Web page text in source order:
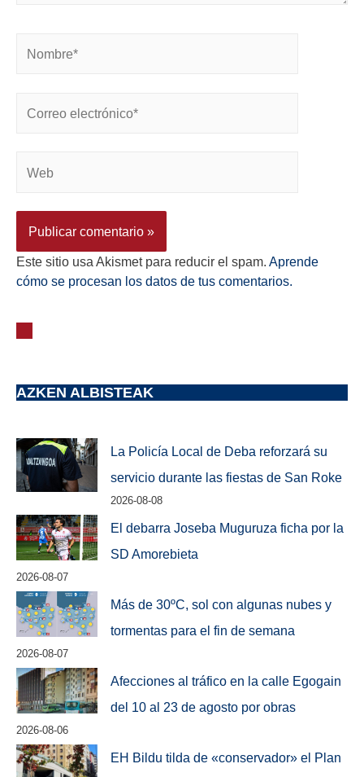
Este sitio usa Akismet para reducir el spam. Aprende
cómo se procesan los datos de tus comentarios.
AZKEN ALBISTEAK
La Policía Local de Deba reforzará su
servicio durante las fiestas de San Roke
2026-08-08
El debarra Joseba Muguruza ficha por la
SD Amorebieta
2026-08-07
Más de 30ºC, sol con algunas nubes y
tormentas para el fin de semana
2026-08-07
Afecciones al tráfico en la calle Egogain
del 10 al 23 de agosto por obras
2026-08-06
EH Bildu tilda de «conservador» el Plan